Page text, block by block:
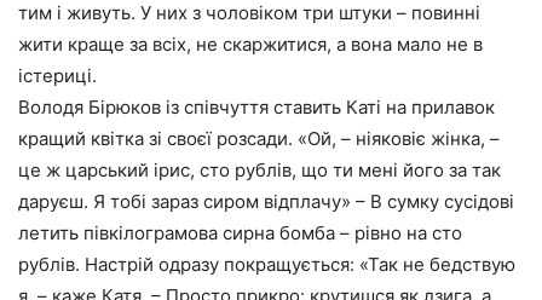
тим і живуть. У них з чоловіком три штуки – повинні
жити краще за всіх, не скаржитися, а вона мало не в
істериці.
Володя Бірюков із співчуття ставить Каті на прилавок
кращий квітка зі своєї розсади. «Ой, – ніяковіє жінка, –
це ж царський ірис, сто рублів, що ти мені його за так
даруєш. Я тобі зараз сиром відплачу» – В сумку сусідові
летить півкілограмова сирна бомба – рівно на сто
рублів. Настрій одразу покращується: «Так не бедствую